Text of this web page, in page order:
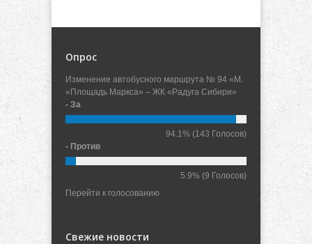
Опрос
Изменение автобусного маршрута № 94 «М.
«Площадь Маркса» – ЖК «Радуга Сибири»
- За
94.1% (143 Голосов)
- Против
5.9% (9 Голосов)
Перейти к голосованию
Свежие новости